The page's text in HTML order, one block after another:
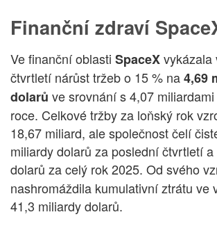
Finanční zdraví
Ve finanční oblasti SpaceXvykázala
čtvrtletí nárůst tržeb o 15 % na4,69
dolarů ve srovnání s 4,07
roce. Celkové tržby za loňský rok
18,67 miliard, ale společnost čelí
miliardy dolarů za poslední čtvrtletí
dolarů za celý rok 2025. Od svého
nashromáždila kumulativní ztrátu ve
41,3 miliardy dolarů.